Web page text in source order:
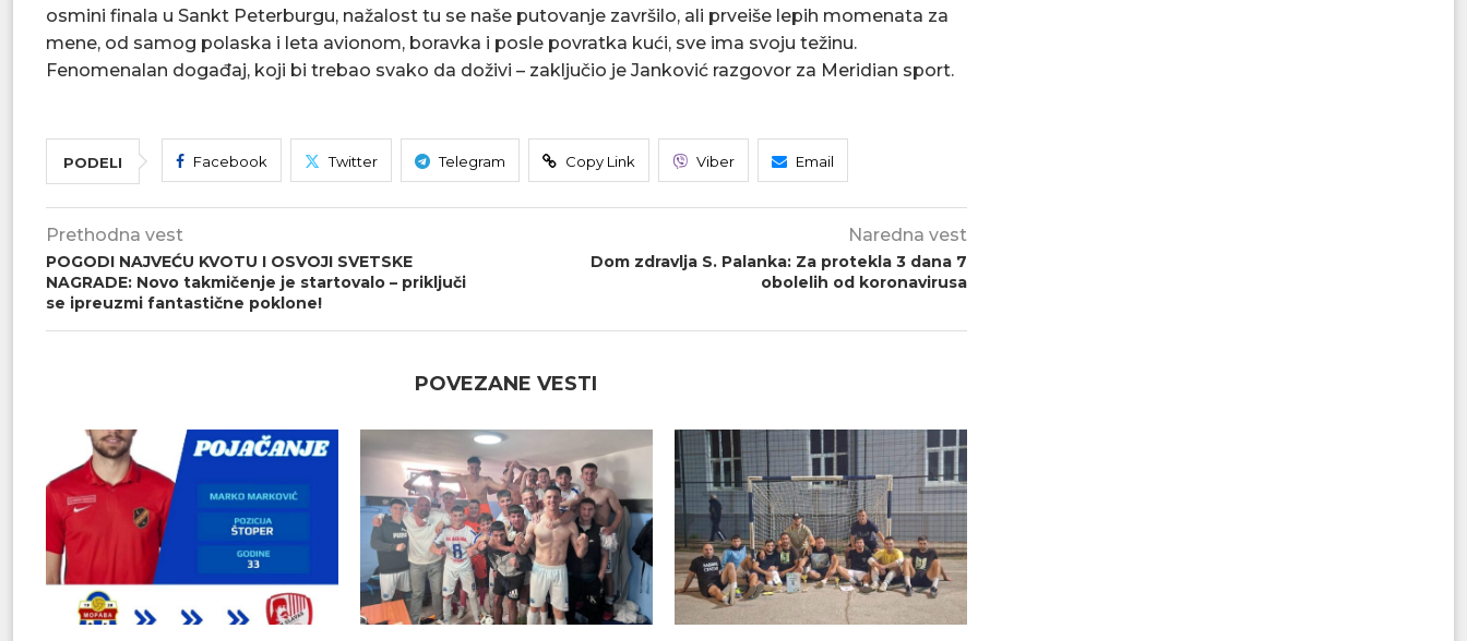
osmini finala u Sankt Peterburgu, nažalost tu se naše putovanje završilo, ali prveiše lepih momenata za
mene, od samog polaska i leta avionom, boravka i posle povratka kući, sve ima svoju težinu.
Fenomenalan događaj, koji bi trebao svako da doživi – zaključio je Janković razgovor za Meridian sport.
PODELI Facebook Twitter Telegram Copy Link Viber Email
Prethodna vest
POGODI NAJVEĆU KVOTU I OSVOJI SVETSKE
NAGRADE: Novo takmičenje je startovalo – priključi
se ipreuzmi fantastične poklone!
Naredna vest
Dom zdravlja S. Palanka: Za protekla 3 dana 7
obolelih od koronavirusa
POVEZANE VESTI